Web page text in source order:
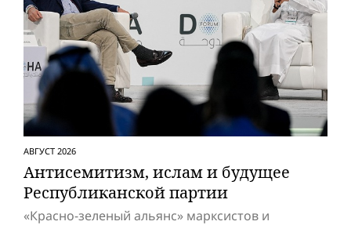
АВГУСТ 2026
Антисемитизм, ислам и будущее
Респуб­ликанской партии
«Красно-зеленый альянс» марксистов и